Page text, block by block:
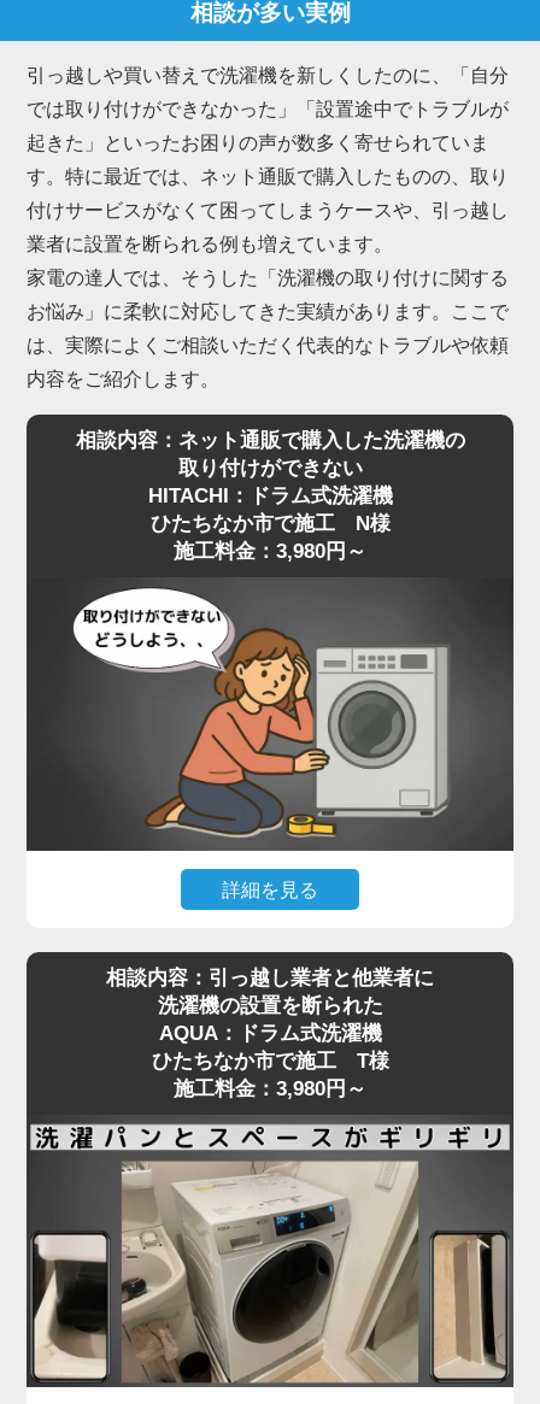
相談が多い実例
引っ越しや買い替えで洗濯機を新しくしたのに、「自分
では取り付けができなかった」「設置途中でトラブルが
起きた」といったお困りの声が数多く寄せられていま
す。特に最近では、ネット通販で購入したものの、取り
付けサービスがなくて困ってしまうケースや、引っ越し
業者に設置を断られる例も増えています。
家電の達人では、そうした「洗濯機の取り付けに関する
お悩み」に柔軟に対応してきた実績があります。ここで
は、実際によくご相談いただく代表的なトラブルや依頼
内容をご紹介します。
相談内容：ネット通販で購入した洗濯機の
取り付けができない
HITACHI：ドラム式洗濯機
ひたちなか市で施工 N様
施工料金：3,980円～
詳細を見る
される方が増えていますが、実際に届いてみると本
体が非常に重く、自力での移動や取り付けが難しい
と感じる方も多いようです。特に設置場所までの搬
入や、わずかな段差の乗り越え、排水や給水の接続
作業などは、専門知識がないと手に負えないケース
も少なくありません。
ひたちなか市で施工をご依頼いただいたN様も、ネ
ットで購入したドラム式洗濯機を玄関先までは運べ
たものの、「重くて一人では設置場所まで動かせな
い」とお困りでした。私たちは現地にて搬入から位
置調整、アジャスターの調整、水栓や排水の接続ま
でを一括で対応し、安心してご使用いただける状態
に仕上げました。ドラム式洗濯機の施工料金は
相談内容：引っ越し業者と他業者に
洗濯機の設置を断られた
AQUA：ドラム式洗濯機
ひたちなか市で施工 T様
施工料金：3,980円～